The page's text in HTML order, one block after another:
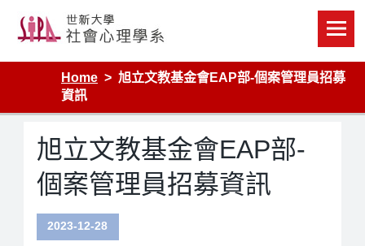
content
Home
旭立文教基金會EAP部-個案管理員招募
資訊
旭立文教基金會EAP部-
個案管理員招募資訊
2023-12-28